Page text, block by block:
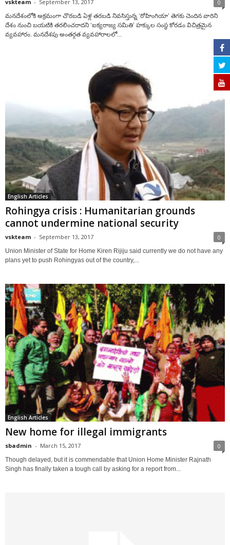
vskteam - September 13, 2017 0
మనదేశంలోకి అక్రమంగా చొరబడి ఏళ్ల తరబడి నివసిస్తున్న ‘రోహింగియా’ తెగకు చెందిన వారిని
దేశం నుంచి బయటికి తరలించరాదని ‘ఐక్యరాజ్య సమితి’ హక్కుల సంస్థ కోరడం విచిత్రమైన
వ్యవహారం. మనదేశపు అంతర్గత వ్యవహారాలలో...
English Articles
Rohingya crisis : Humanitarian grounds
cannot undermine national security
vskteam - September 13, 2017 0
Union Minister of State for Home Kiren Rijiju said currently we do not have any
plans yet to push Rohingyas out of the country,...
English Articles
New home for illegal immigrants
sbadmin - March 15, 2017 0
Though delayed, but it is commendable that Union Home Minister Rajnath
Singh has finally taken a tough call by asking for a report from...